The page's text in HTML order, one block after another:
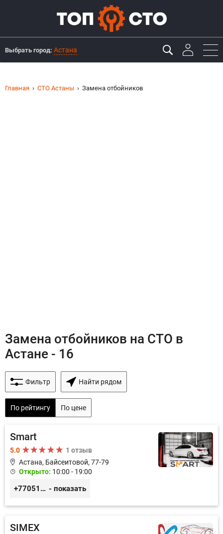
Выбрать город: Астана
Главная СТО Астаны Замена отбойников
Замена отбойников на СТО в
Астане - 16
Фильтр Найти рядом
По рейтингу По цене
Smart
5.0
1 отзыв
Астана, Байсеитовой, 77-79
Открыто: 10:00 - 19:00
+77051092269 - показать
SIMEX